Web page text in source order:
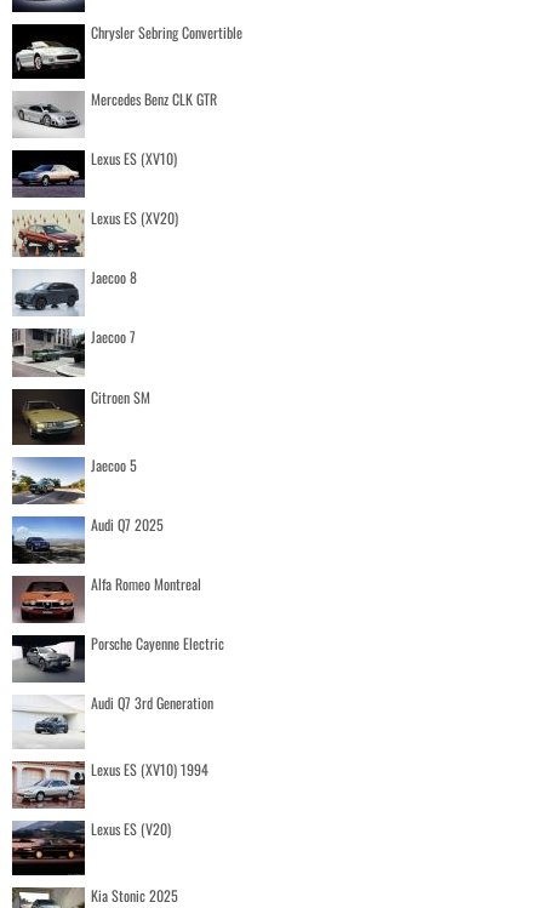
Chrysler Sebring Convertible
Mercedes Benz CLK GTR
Lexus ES (XV10)
Lexus ES (XV20)
Jaecoo 8
Jaecoo 7
Citroen SM
Jaecoo 5
Audi Q7 2025
Alfa Romeo Montreal
Porsche Cayenne Electric
Audi Q7 3rd Generation
Lexus ES (XV10) 1994
Lexus ES (V20)
Kia Stonic 2025